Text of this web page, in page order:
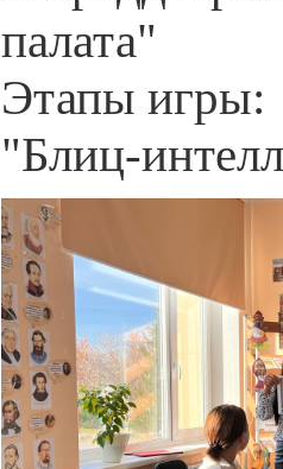
палата"
Этапы игры:
"Блиц-